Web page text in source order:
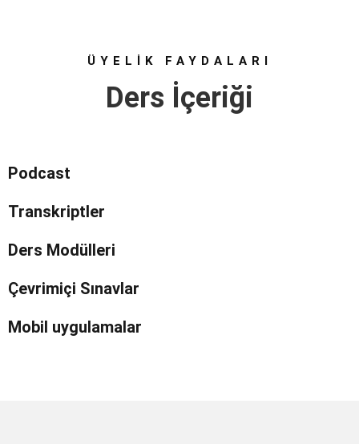
ÜYELİK FAYDALARI
Ders İçeriği
Podcast
Transkriptler
Ders Modülleri
Çevrimiçi Sınavlar
Mobil uygulamalar